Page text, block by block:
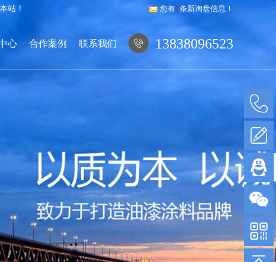
站！ 您有7条新询盘信息！
心 合作案例 联系我们  13838096523